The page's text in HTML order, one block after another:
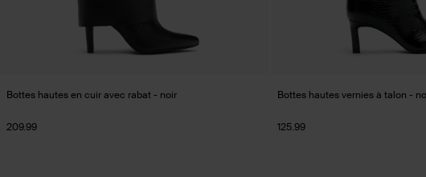
Bottes hautes en cuir avec rabat - noir
209.99
Bottes hautes vernies à talon -
125.99